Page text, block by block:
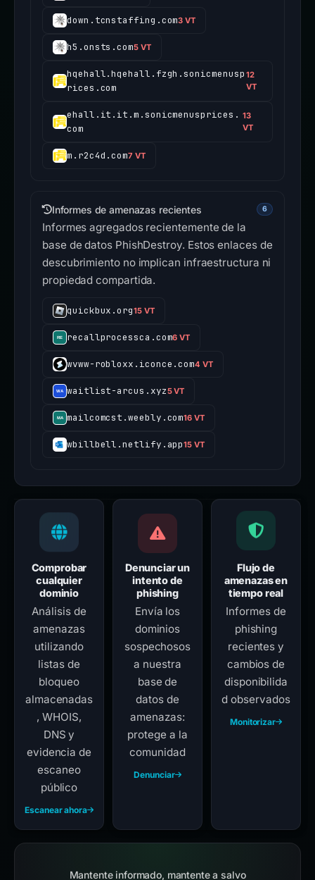
down.tcnstaffing.com3 VT
h5.onsts.com5 VT
hqehall.hqehall.fzgh.sonicmenusp
rices.com
12
VT
ehall.it.it.m.sonicmenusprices.
com
13
VT
m.r2c4d.com7 VT
Informes de amenazas recientes 6
Informes agregados recientemente de la
base de datos PhishDestroy. Estos enlaces de
descubrimiento no implican infraestructura ni
propiedad compartida.
quickbux.org15 VT
recallprocessca.com6 VT
wvww-robloxx.iconce.com4 VT
waitlist-arcus.xyz5 VT
mailcomcst.weebly.com16 VT
wbillbell.netlify.app15 VT
Comprobar
cualquier
dominio
Análisis de
amenazas
utilizando
listas de
bloqueo
almacenadas
, WHOIS,
DNS y
evidencia de
escaneo
público
Escanear ahora
Denunciar un
intento de
phishing
Envía los
dominios
sospechosos
a nuestra
base de
datos de
amenazas:
protege a la
comunidad
Denunciar
Flujo de
amenazas en
tiempo real
Informes de
phishing
recientes y
cambios de
disponibilida
d observados
Monitorizar
Mantente informado, mantente a salvo